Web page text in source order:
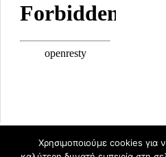
Χρησιμοποιούμε cookies για